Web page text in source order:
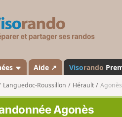
s
a
n
d
o
Aide ↗ Visorando
Languedoc-Roussillon Hérault Agonès
Agonès